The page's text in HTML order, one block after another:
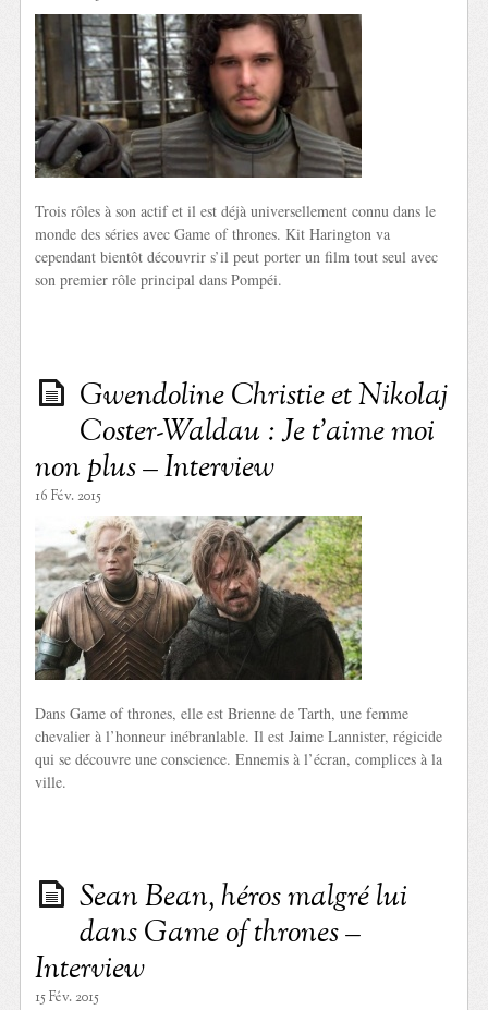
Trois rôles à son actif et il est déjà universellement connu dans le
monde des séries avec Game of thrones. Kit Harington va
cependant bientôt découvrir s’il peut porter un film tout seul avec
son premier rôle principal dans Pompéi.
Gwendoline Christie et Nikolaj
Coster-Waldau : Je t’aime moi
non plus – Interview
16 Fév. 2015
Dans Game of thrones, elle est Brienne de Tarth, une femme
chevalier à l’honneur inébranlable. Il est Jaime Lannister, régicide
qui se découvre une conscience. Ennemis à l’écran, complices à la
ville.
Sean Bean, héros malgré lui
dans Game of thrones –
Interview
15 Fév. 2015